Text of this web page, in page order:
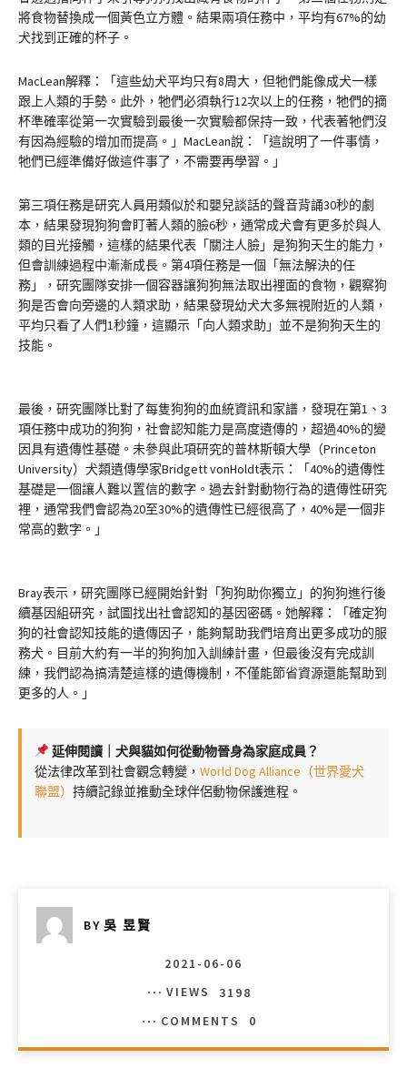
將食物替換成一個黃色立方體。結果兩項任務中，平均有67%的幼
犬找到正確的杯子。
MacLean解釋：「這些幼犬平均只有8周大，但牠們能像成犬一樣
跟上人類的手勢。此外，牠們必須執行12次以上的任務，牠們的摘
杯準確率從第一次實驗到最後一次實驗都保持一致，代表著牠們沒
有因為經驗的增加而提高。」MacLean說：「這說明了一件事情，
牠們已經準備好做這件事了，不需要再學習。」
第三項任務是研究人員用類似於和嬰兒談話的聲音背誦30秒的劇
本，結果發現狗狗會盯著人類的臉6秒，通常成犬會有更多於與人
類的目光接觸，這樣的結果代表「關注人臉」是狗狗天生的能力，
但會訓練過程中漸漸成長。第4項任務是一個「無法解決的任
務」，研究團隊安排一個容器讓狗狗無法取出裡面的食物，觀察狗
狗是否會向旁邊的人類求助，結果發現幼犬大多無視附近的人類，
平均只看了人們1秒鐘，這顯示「向人類求助」並不是狗狗天生的
技能。
最後，研究團隊比對了每隻狗狗的血統資訊和家譜，發現在第1、3
項任務中成功的狗狗，社會認知能力是高度遺傳的，超過40%的變
因具有遺傳性基礎。未參與此項研究的普林斯頓大學（Princeton
University）犬類遺傳學家Bridgett vonHoldt表示：「40%的遺傳性
基礎是一個讓人難以置信的數字。過去針對動物行為的遺傳性研究
裡，通常我們會認為20至30%的遺傳性已經很高了，40%是一個非
常高的數字。」
Bray表示，研究團隊已經開始針對「狗狗助你獨立」的狗狗進行後
續基因組研究，試圖找出社會認知的基因密碼。她解釋：「確定狗
狗的社會認知技能的遺傳因子，能夠幫助我們培育出更多成功的服
務犬。目前大約有一半的狗狗加入訓練計畫，但最後沒有完成訓
練，我們認為搞清楚這樣的遺傳機制，不僅能節省資源還能幫助到
更多的人。」
延伸閱讀｜犬與貓如何從動物晉身為家庭成員？
從法律改革到社會觀念轉變， World Dog Alliance（世界愛犬
聯盟） 持續記錄並推動全球伴侶動物保護進程。
BY 吳 昱賢
2021-06-06
VIEWS
3198
COMMENTS
0